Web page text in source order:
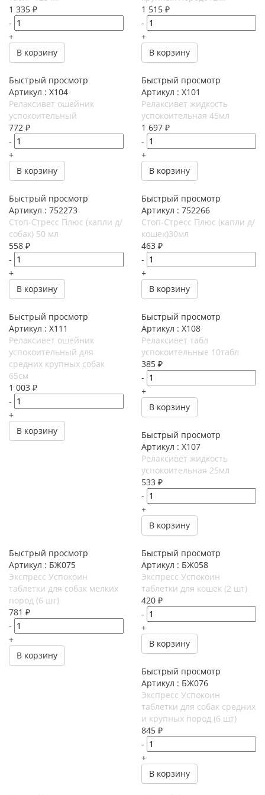
1 335 ₽
-
+
В корзину
1 515 ₽
-
+
В корзину
Быстрый просмотр
Артикул : X104
Релаксивет ошейник
успокоительный
772 ₽
-
+
В корзину
Быстрый просмотр
Артикул : X101
Релаксивет жидкость
успокоительная 45мл
1 697 ₽
-
+
В корзину
Быстрый просмотр
Артикул : 752273
Стоп-Стресс Плюс (капли д/
собак) 50 мл
558 ₽
-
+
В корзину
Быстрый просмотр
Артикул : 752266
Стоп-Стресс Плюс (капли д/
кошек)30мл
463 ₽
-
+
В корзину
Быстрый просмотр
Артикул : X111
Релаксивет ошейник
успокоительный для
средних крупных собак
65см
1 003 ₽
-
+
В корзину
Быстрый просмотр
Артикул : X108
Релаксивет табл
успокоительные 10табл
385 ₽
-
+
В корзину
Быстрый просмотр
Артикул : X107
Релаксивет жидкость
успокоительная 25мл
533 ₽
-
+
В корзину
Быстрый просмотр
Артикул : БЖ075
Экспресс Успокоин
таблетки для собак мелких
пород (6 шт)
781 ₽
-
+
В корзину
Быстрый просмотр
Артикул : БЖ058
Экспресс Успокоин
таблетки для кошек (2 шт)
420 ₽
-
+
В корзину
Быстрый просмотр
Артикул : БЖ076
Экспресс Успокоин
таблетки для собак средних
и крупных пород (6 шт)
845 ₽
-
+
В корзину